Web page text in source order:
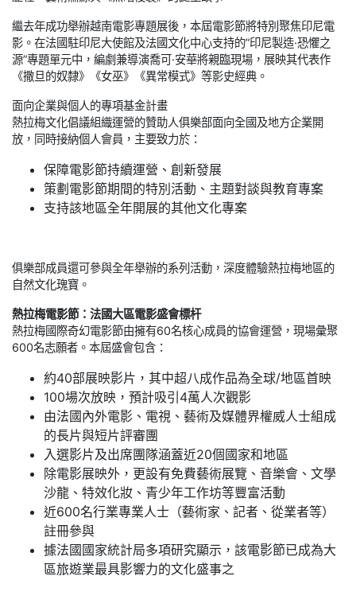
繼去年成功舉辦越南電影專題展後，本屆電影節將特別聚焦印尼電
影。在法國駐印尼大使館及法國文化中心支持的”印尼製造·恐懼之
源”專題單元中，編劇兼導演喬可·安華將親臨現場，展映其代表作
《撒旦的奴隸》《女巫》《異常模式》等影史經典。
面向企業與個人的專項基金計畫
熱拉梅文化倡議組織運營的贊助人俱樂部面向全國及地方企業開
放，同時接納個人會員，主要致力於：
保障電影節持續運營、創新發展
策劃電影節期間的特別活動、主題對談與教育專案
支持該地區全年開展的其他文化專案
俱樂部成員還可參與全年舉辦的系列活動，深度體驗熱拉梅地區的
自然文化瑰寶。
熱拉梅電影節：法國大區電影盛會標杆
熱拉梅國際奇幻電影節由擁有60名核心成員的協會運營，現場彙聚
600名志願者。本屆盛會包含：
約40部展映影片，其中超八成作品為全球/地區首映
100場次放映，預計吸引4萬人次觀影
由法國內外電影、電視、藝術及媒體界權威人士組成
的長片與短片評審團
入選影片及出席團隊涵蓋近20個國家和地區
除電影展映外，更設有免費藝術展覽、音樂會、文學
沙龍、特效化妝、青少年工作坊等豐富活動
近600名行業專業人士（藝術家、記者、從業者等）
註冊參與
據法國國家統計局多項研究顯示，該電影節已成為大
區旅遊業最具影響力的文化盛事之